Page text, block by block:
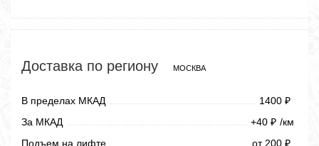
Доставка по региону МОСКВА
В пределах МКАД 1400 ₽
За МКАД +40 ₽ /км
Подъем на лифте
от 200 ₽